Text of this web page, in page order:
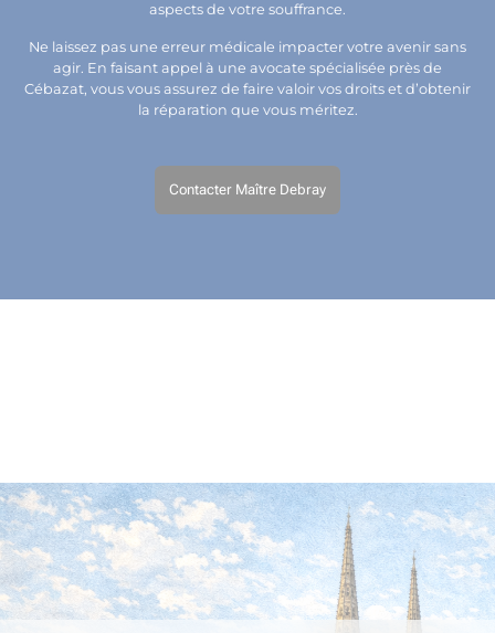
aspects de votre souffrance.
Ne laissez pas une erreur médicale impacter votre avenir sans
agir. En faisant appel à une avocate spécialisée près de
Cébazat, vous vous assurez de faire valoir vos droits et d’obtenir
la réparation que vous méritez.
Contacter Maître Debray